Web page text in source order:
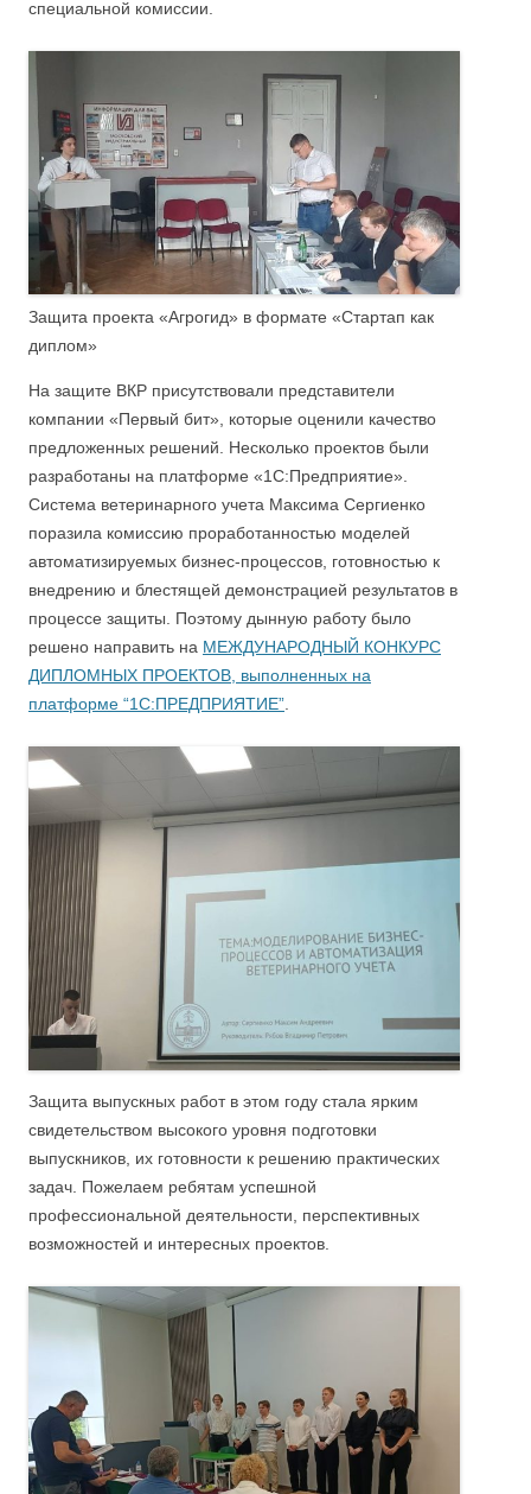
специальной комиссии.
Защита проекта «Агрогид» в формате «Стартап как
диплом»
На защите ВКР присутствовали представители
компании «Первый бит», которые оценили качество
предложенных решений. Несколько проектов были
разработаны на платформе «1С:Предприятие».
Система ветеринарного учета Максима Сергиенко
поразила комиссию проработанностью моделей
автоматизируемых бизнес-процессов, готовностью к
внедрению и блестящей демонстрацией результатов в
процессе защиты. Поэтому дынную работу было
решено направить на МЕЖДУНАРОДНЫЙ КОНКУРС
ДИПЛОМНЫХ ПРОЕКТОВ, выполненных на
платформе “1С:ПРЕДПРИЯТИЕ”
Защита выпускных работ в этом году стала ярким
свидетельством высокого уровня подготовки
выпускников, их готовности к решению практических
задач. Пожелаем ребятам успешной
профессиональной деятельности, перспективных
возможностей и интересных проектов.